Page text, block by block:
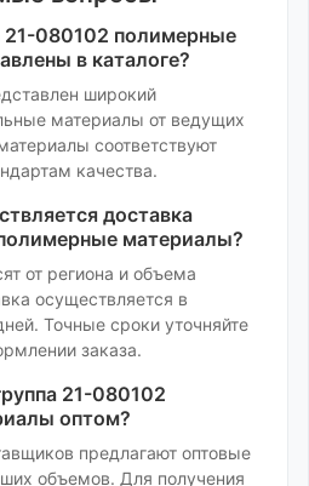
21-080102 полимерные
в каталоге?
широкий
материалы от ведущих
соответствуют
качества.
доставка
материалы?
от региона и объема
осуществляется в
Точные сроки уточняйте
заказа.
21-080102
оптом?
предлагают оптовые
объемов. Для получения